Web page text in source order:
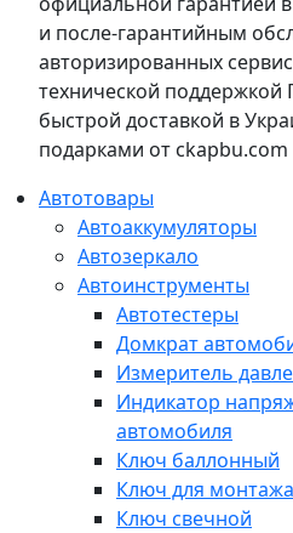
и после-гарантийным
авторизированных
технической поддержкой
быстрой доставкой в
подарками от ckapbu.com
Автотовары
Автоаккумуляторы
Автозеркало
Автоинструменты
Автотестеры
Домкрат
Измеритель
Индикатор
автомобиля
Ключ баллонный
Ключ для
Ключ свечной